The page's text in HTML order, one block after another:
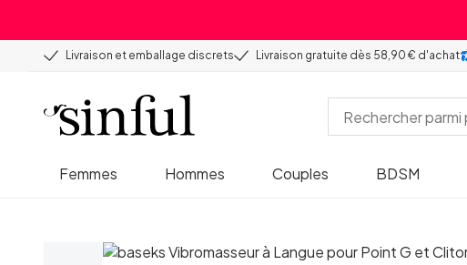
Livraison et emballage discrets Livraison gratuite dès 58,90 € d'achat
Femmes Hommes Couples BDSM